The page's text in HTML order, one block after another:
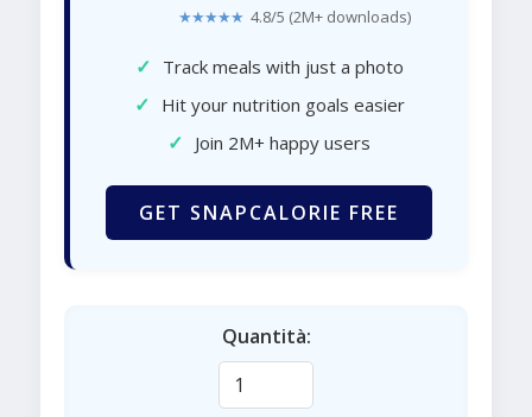
★★★★★ 4.8/5 (2M+ downloads)
✓ Track meals with just a photo
✓ Hit your nutrition goals easier
✓ Join 2M+ happy users
GET SNAPCALORIE FREE
Quantità: